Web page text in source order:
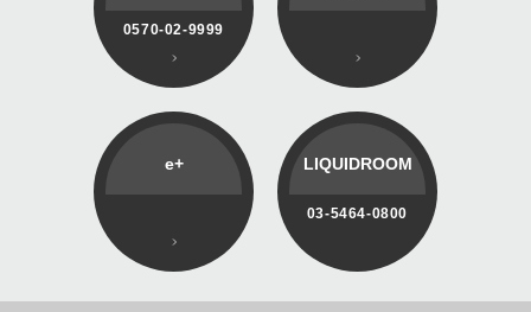
0570-02-9999
e+ LIQUIDROOM
03-5464-0800